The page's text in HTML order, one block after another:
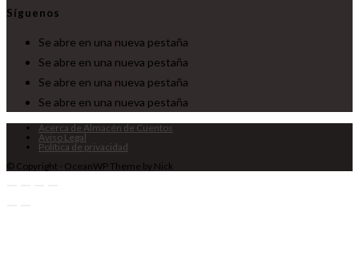
Síguenos
Se abre en una nueva pestaña
Se abre en una nueva pestaña
Se abre en una nueva pestaña
Se abre en una nueva pestaña
Acerca de Almacén de Cuentos
Aviso Legal
Política de privacidad
© Copyright - OceanWP Theme by Nick